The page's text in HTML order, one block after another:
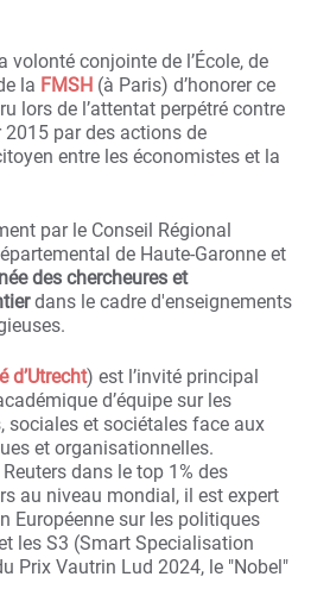
volonté conjointe de l’École, de
la FMSH (à Paris) d’honorer ce
lors de l’attentat perpétré contre
2015 par des actions de
entre les économistes et la
par le Conseil Régional
de Haute-Garonne et
des chercheures et
dans le cadre d'enseignements
d’Utrecht) est l’invité principal
d’équipe sur les
sociales et sociétales face aux
et organisationnelles.
dans le top 1% des
au niveau mondial, il est expert
Européenne sur les politiques
les S3 (Smart Specialisation
Prix Vautrin Lud 2024, le "Nobel"